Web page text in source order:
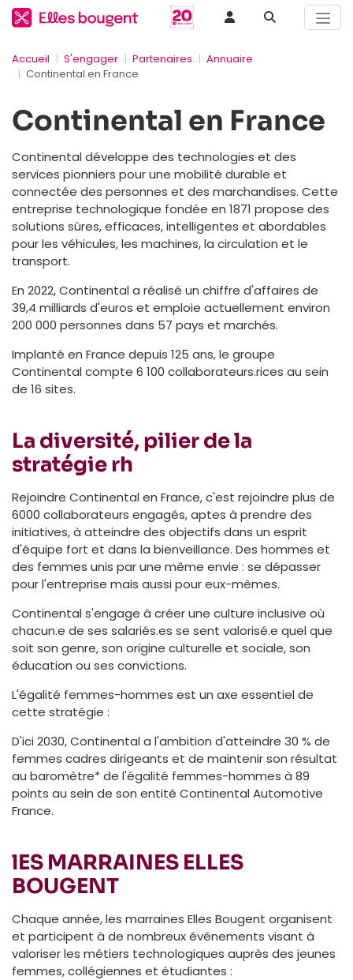
Accueil S'engager Partenaires
Annuaire
Continental en France
Continental en France
Continental développe des technologies et des
services pionniers pour une mobilité durable et
connectée des personnes et des marchandises. Cette
entreprise technologique fondée en 1871 propose des
solutions sûres, efficaces, intelligentes et abordables
pour les véhicules, les machines, la circulation et le
transport.
En 2022, Continental a réalisé un chiffre d'affaires de
39,4 milliards d'euros et emploie actuellement environ
200 000 personnes dans 57 pays et marchés.
Implanté en France depuis 125 ans, le groupe
Continental compte 6 100 collaborateurs.rices au sein
de 16 sites.
La diversité, pilier de la
stratégie rh
Rejoindre Continental en France, c'est rejoindre plus de
6000 collaborateurs engagés, aptes à prendre des
initiatives, à atteindre des objectifs dans un esprit
d'équipe fort et dans la bienveillance. Des hommes et
des femmes unis par une même envie : se dépasser
pour l'entreprise mais aussi pour eux-mêmes.
Continental s'engage à créer une culture inclusive où
chacun.e de ses salariés.es se sent valorisé.e quel que
soit son genre, son origine culturelle et sociale, son
éducation ou ses convictions.
L'égalité femmes-hommes est un axe essentiel de
cette stratégie :
D'ici 2030, Continental a l'ambition d'atteindre 30 % de
femmes cadres dirigeants et de maintenir son résultat
au baromètre* de l'égalité femmes-hommes à 89
points au sein de son entité Continental Automotive
France.
lES MARRAINES ELLES
BOUGENT
Chaque année, les marraines Elles Bougent organisent
et participent à de nombreux événements visant à
valoriser les métiers technologiques auprès des jeunes
femmes, collégiennes et étudiantes :